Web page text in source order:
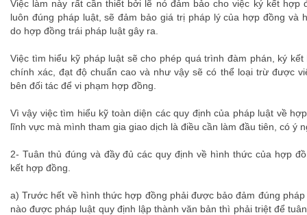
Việc làm này rất cần thiết bởi lẽ nó đảm bảo cho việc ký kết hợp
luôn đúng pháp luật, sẽ đảm bảo giá trị pháp lý của hợp đồng và
do hợp đồng trái pháp luật gây ra.
Việc tìm hiểu kỹ pháp luật sẽ cho phép quá trình đàm phán, ký
chính xác, đạt độ chuẩn cao và như vậy sẽ có thể loại trừ được
bên đối tác để vi phạm hợp đồng.
Vì vậy việc tìm hiểu kỹ toàn diện các quy định của pháp luật về
lĩnh vực mà mình tham gia giao dịch là điều cần làm đầu tiên, có ý
2- Tuân thủ đúng và đầy đủ các quy định về hình thức của hợp
kết hợp đồng.
a) Trước hết về hình thức hợp đồng phải được bảo đảm đúng
nào được pháp luật quy định lập thành văn bản thì phải triệt để